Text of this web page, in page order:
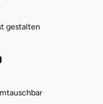
gestalten